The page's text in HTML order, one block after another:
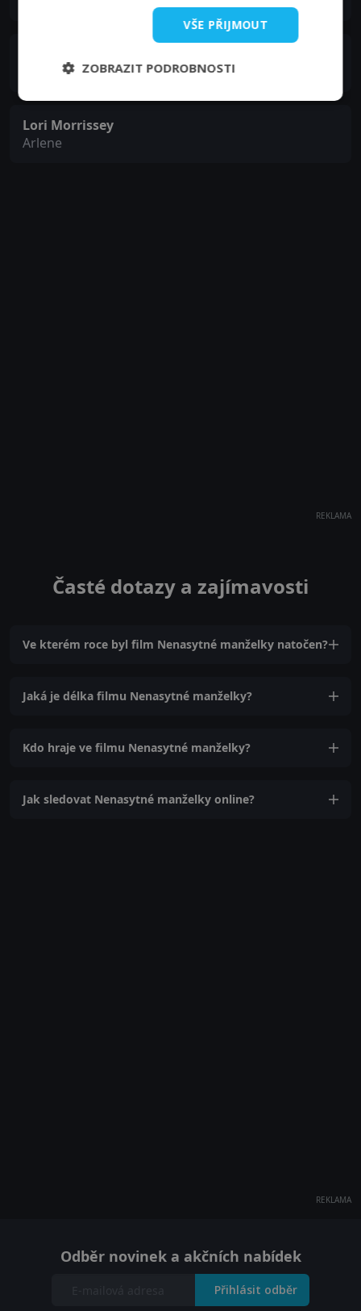
Manny
Lori Morrissey
Arlene
REKLAMA
Časté dotazy a zajímavosti
Ve kterém roce byl film Nenasytné manželky natočen?
Jaká je délka filmu Nenasytné manželky?
Kdo hraje ve filmu Nenasytné manželky?
Jak sledovat Nenasytné manželky online?
REKLAMA
Odběr novinek a akčních nabídek
Přihlásit odběr
VŠE PŘIJMOUT
ZOBRAZIT PODROBNOSTI